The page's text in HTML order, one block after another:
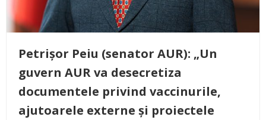
Petrișor Peiu (senator AUR): „Un
guvern AUR va desecretiza
documentele privind vaccinurile,
ajutoarele externe și proiectele